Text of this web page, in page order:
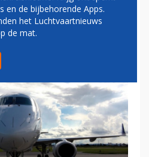
VLUCHTEN
en de bijbehorende Apps.
het Luchtvaartnieuws
de mat.